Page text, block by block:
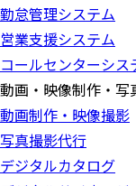
勤怠管理システム
営業支援システム
コールセンターシス
動画・映像制作・写
動画制作・映像撮影
写真撮影代行
デジタルカタログ